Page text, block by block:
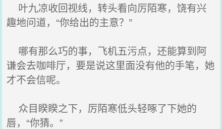
叶九凉收回视线，转头看向厉陌寒，饶有兴
趣地问道，“你给出的主意？”
哪有那么巧的事，飞机五污点，还能算到阿
谦会去咖啡厅，要是说这里面没有他的手笔，她
才不会信呢。
众目睽睽之下，厉陌寒低头轻啄了下她的
唇，“你猜。”